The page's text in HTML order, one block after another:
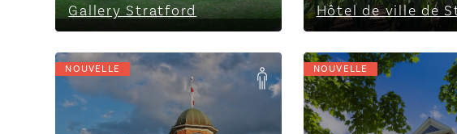
Gallery Stratford Hôtel de ville de
NOUVELLE
L’hôtel Queen’s Cue NOUVELLE
Musée Stratford Perth